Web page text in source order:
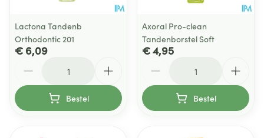
Lactona Tandenb
Orthodontic 201
€ 6,09
Bestel
Axoral Pro-clean
Tandenborstel Soft
€ 4,95
Bestel